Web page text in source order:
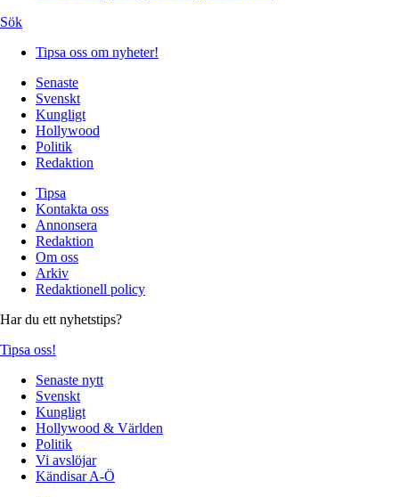
Sök
Tipsa oss om nyheter!
Senaste
Svenskt
Kungligt
Hollywood
Politik
Redaktion
Tipsa
Kontakta oss
Annonsera
Redaktion
Om oss
Arkiv
Redaktionell policy
Har du ett nyhetstips?
Tipsa oss!
Senaste nytt
Svenskt
Kungligt
Hollywood & Världen
Politik
Vi avslöjar
Kändisar A-Ö